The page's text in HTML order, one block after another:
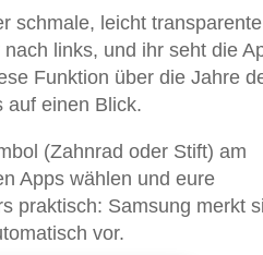
schmale, leicht transparente
links, und ihr seht die
Funktion über die Jahre
auf einen Blick.
(Zahnrad oder Stift) am
Apps wählen und eure
praktisch: Samsung merkt
vor.